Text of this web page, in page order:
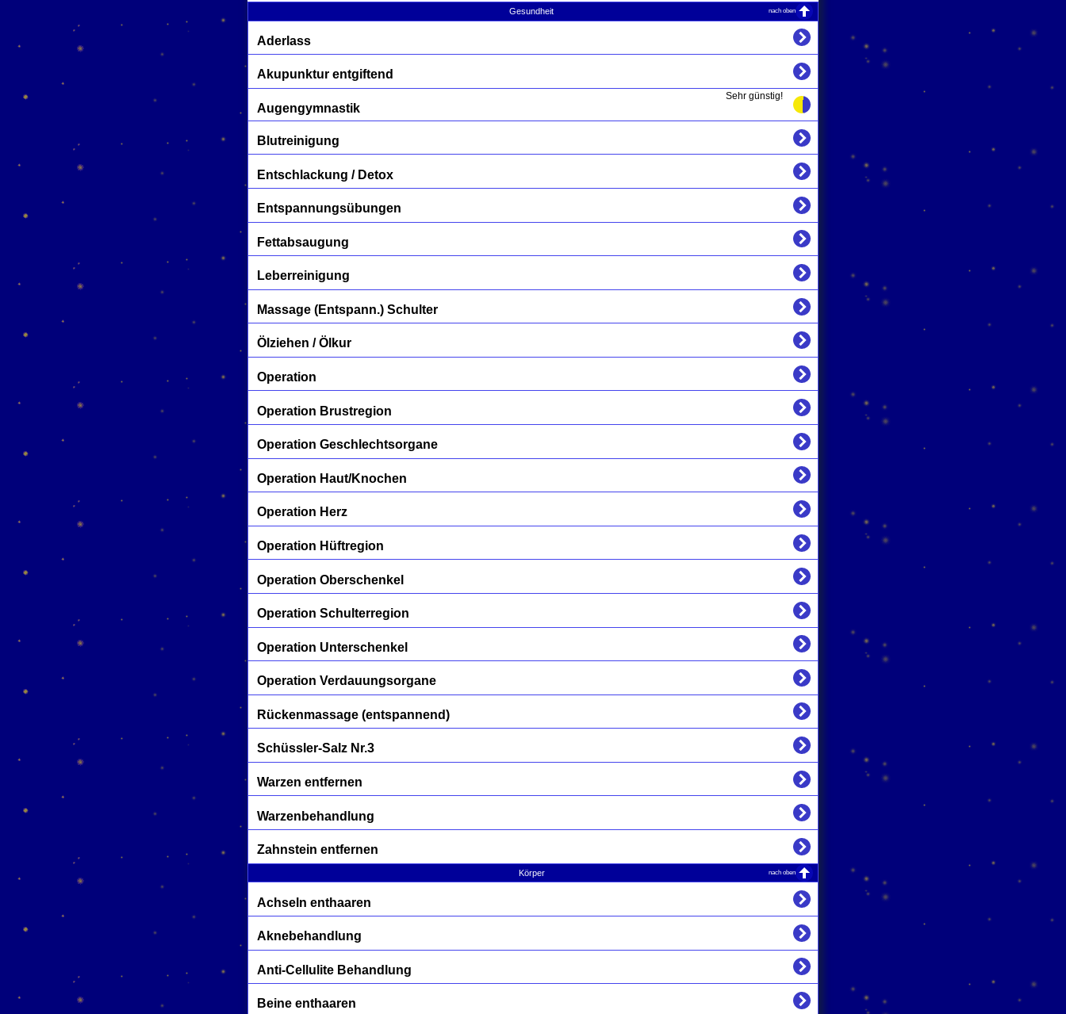
Gesundheit nach oben
Aderlass
Akupunktur entgiftend
Sehr günstig!
Augengymnastik
Blutreinigung
Entschlackung / Detox
Entspannungsübungen
Fettabsaugung
Leberreinigung
Massage (Entspann.) Schulter
Ölziehen / Ölkur
Operation
Operation Brustregion
Operation Geschlechtsorgane
Operation Haut/Knochen
Operation Herz
Operation Hüftregion
Operation Oberschenkel
Operation Schulterregion
Operation Unterschenkel
Operation Verdauungsorgane
Rückenmassage (entspannend)
Schüssler-Salz Nr.3
Warzen entfernen
Warzenbehandlung
Zahnstein entfernen
Körper nach oben
Achseln enthaaren
Aknebehandlung
Anti-Cellulite Behandlung
Beine enthaaren